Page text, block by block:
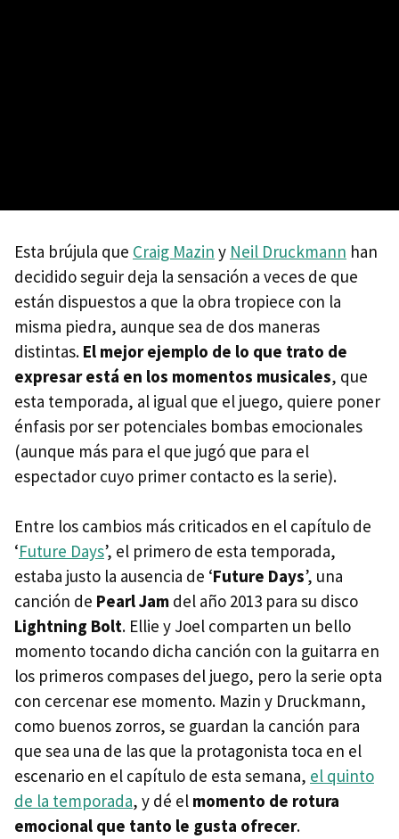
Esta brújula que Craig Mazin y Neil Druckmann han
decidido seguir deja la sensación a veces de que
están dispuestos a que la obra tropiece con la
misma piedra, aunque sea de dos maneras
distintas. El mejor ejemplo de lo que trato de
expresar está en los momentos musicales, que
esta temporada, al igual que el juego, quiere poner
énfasis por ser potenciales bombas emocionales
(aunque más para el que jugó que para el
espectador cuyo primer contacto es la serie).
Entre los cambios más criticados en el capítulo de
‘Future Days’, el primero de esta temporada,
estaba justo la ausencia de ‘Future Days’, una
canción de Pearl Jam del año 2013 para su disco
Lightning Bolt. Ellie y Joel comparten un bello
momento tocando dicha canción con la guitarra en
los primeros compases del juego, pero la serie opta
con cercenar ese momento. Mazin y Druckmann,
como buenos zorros, se guardan la canción para
que sea una de las que la protagonista toca en el
escenario en el capítulo de esta semana, el quinto
de la temporada, y dé el momento de rotura
emocional que tanto le gusta ofrecer.